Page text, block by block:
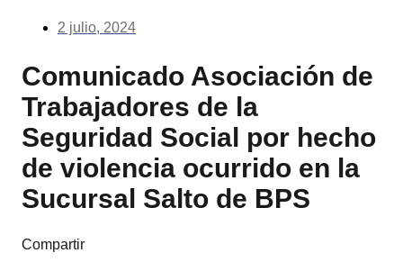
2 julio, 2024
Comunicado Asociación de
Trabajadores de la
Seguridad Social por hecho
de violencia ocurrido en la
Sucursal Salto de BPS
Compartir